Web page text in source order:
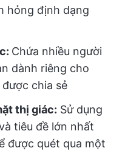
hỏng định dạng
Chứa nhiều người
dành riêng cho
chia sẻ
thị giác: Sử dụng
tiêu đề lớn nhất
được quét qua một